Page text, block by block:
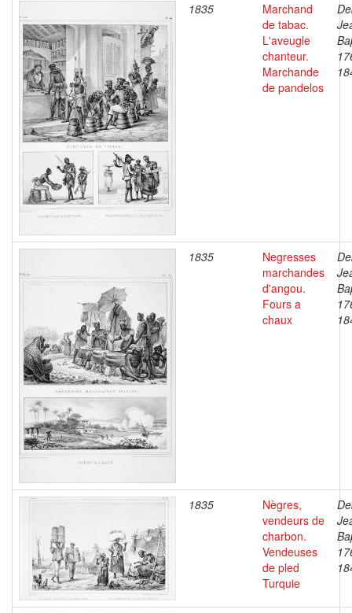
1835
Marchand
de tabac.
L'aveugle
chanteur.
Marchande
de pandelos
1835
Negresses
marchandes
d'angou.
Fours a
chaux
1835
Nègres,
vendeurs de
charbon.
Vendeuses
de pled
Turquie